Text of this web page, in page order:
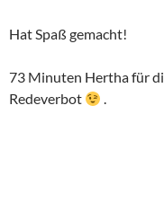
Hat Spaß gemacht!
73 Minuten Hertha für
Redeverbot
.